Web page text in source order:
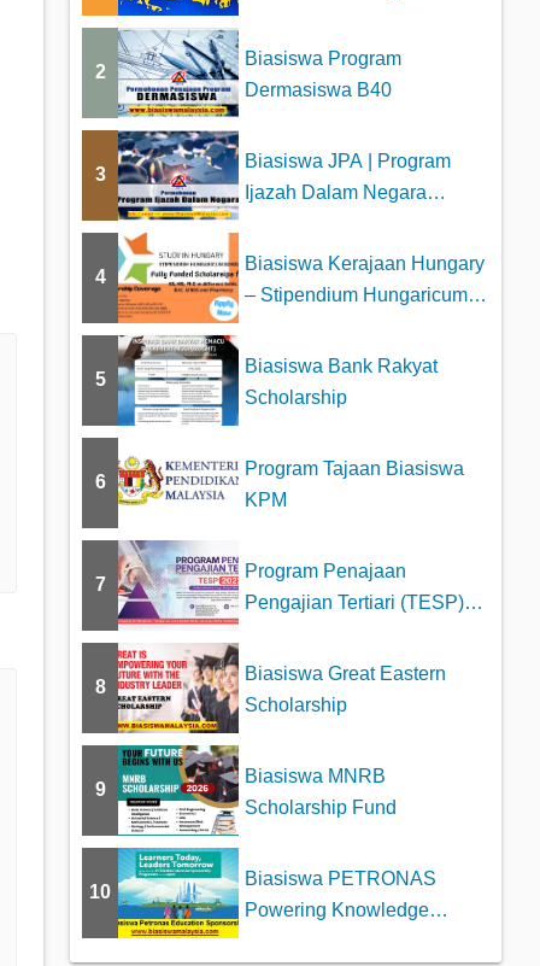
2
Biasiswa Program
Dermasiswa B40
3
Biasiswa JPA | Program
Ijazah Dalam Negara
4
Biasiswa Kerajaan Hungary
– Stipendium Hungaricum
5
Biasiswa Bank Rakyat
Scholarship
6
Program Tajaan Biasiswa
KPM
7
Program Penajaan
Pengajian Tertiari (TESP)
8
Biasiswa Great Eastern
Scholarship
9
Biasiswa MNRB
Scholarship Fund
10
Biasiswa PETRONAS
Powering Knowledge